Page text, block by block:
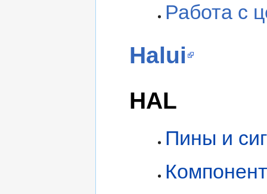
Работа с
Halui
HAL
Пины и